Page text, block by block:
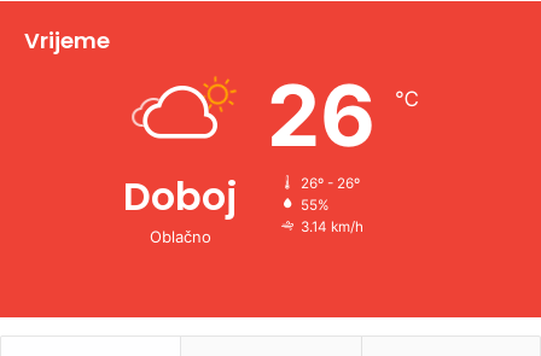
vVrijeme
Doboj
Oblačno
26 ℃
26º - 26º
55%
3.14 km/h